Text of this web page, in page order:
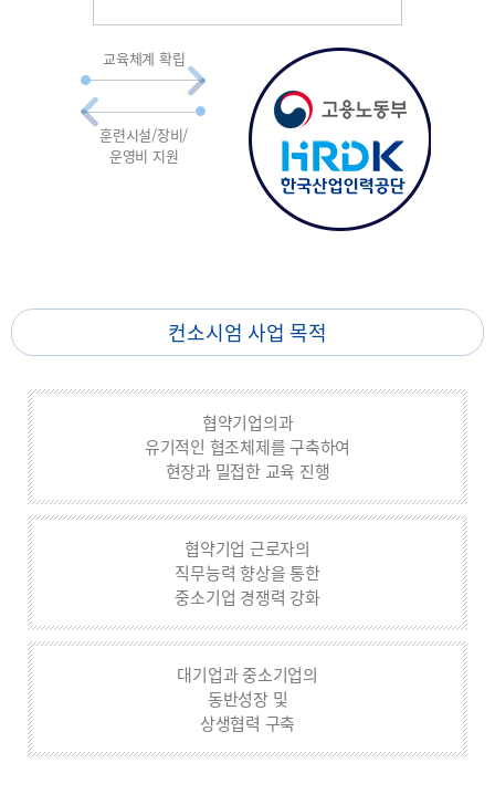
교육체계 확립
훈련시설/장비/
운영비 지원
컨소시엄 사업 목적
협약기업의과
유기적인 협조체제를 구축하여
현장과 밀접한 교육 진행
협약기업 근로자의
직무능력 향상을 통한
중소기업 경쟁력 강화
대기업과 중소기업의
동반성장 및
상생협력 구축